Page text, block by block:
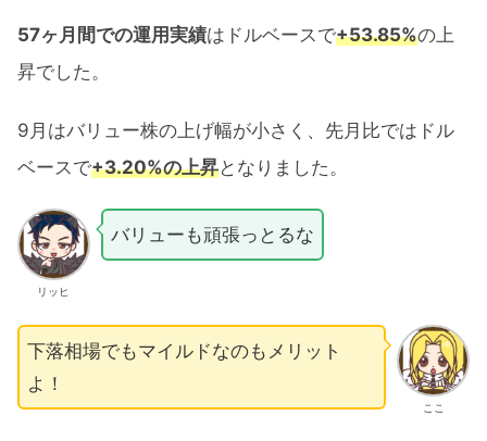
57ヶ月間での運用実績はドルベースで+53.85%の上
昇でした。
9月はバリュー株の上げ幅が小さく、先月比ではドル
ベースで+3.20%の上昇となりました。
リッヒ
バリューも頑張っとるな
ここ
下落相場でもマイルドなのもメリット
よ！